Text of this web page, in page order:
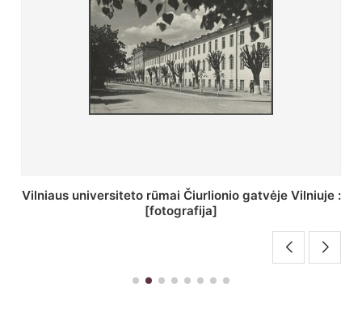
St. Batoro universiteto J. Pilsudskio kolegija :
[fotografija]